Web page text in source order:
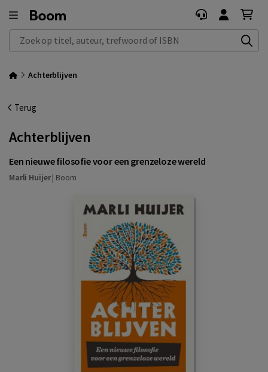
Zoek op titel, auteur, trefwoord of ISBN
Achterblijven
Terug
Achterblijven
Een nieuwe filosofie voor een grenzeloze wereld
Marli Huijer| Boom